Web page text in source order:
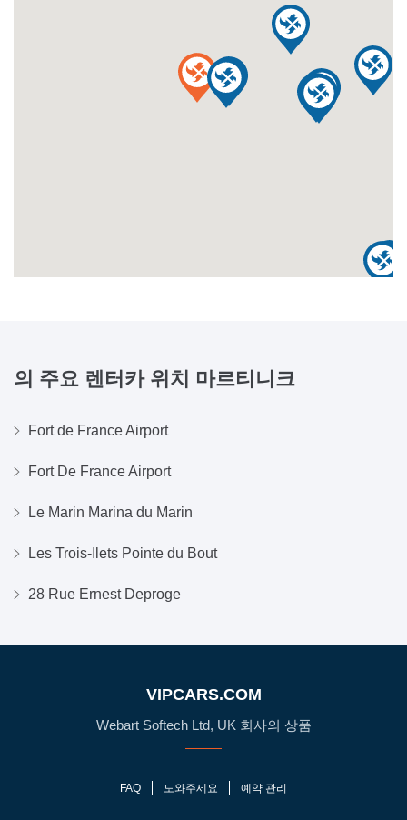
의 주요 렌터카 위치 마르티니크
Fort de France Airport
Fort De France Airport
Le Marin Marina du Marin
Les Trois-Ilets Pointe du Bout
28 Rue Ernest Deproge
VIPCARS.COM
Webart Softech Ltd, UK 회사의 상품
FAQ 도와주세요 예약 관리